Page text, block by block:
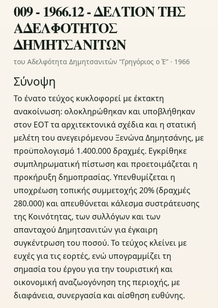
009 - 1966.12 - ΔΕΛΤΙΟΝ ΤΗΣ
ΑΔΕΛΦΟΤΗΤΟΣ
ΔΗΜΗΤΣΑΝΙΤΩΝ
του Αδελφότητα Δημητσανιτών “Γρηγόριος ο Έ” · 1966
Σύνοψη
Το ένατο τεύχος κυκλοφορεί με έκτακτη
ανακοίνωση: ολοκληρώθηκαν και υποβλήθηκαν
στον ΕΟΤ τα αρχιτεκτονικά σχέδια και η στατική
μελέτη του ανεγειρόμενου Ξενώνα Δημητσάνης, με
προϋπολογισμό 1.400.000 δραχμές. Εγκρίθηκε
συμπληρωματική πίστωση και προετοιμάζεται η
προκήρυξη δημοπρασίας. Υπενθυμίζεται η
υποχρέωση τοπικής συμμετοχής 20% (δραχμές
280.000) και απευθύνεται κάλεσμα συστράτευσης
της Κοινότητας, των συλλόγων και των
απανταχού Δημητσανιτών για έγκαιρη
συγκέντρωση του ποσού. Το τεύχος κλείνει με
ευχές για τις εορτές, ενώ υπογραμμίζει τη
σημασία του έργου για την τουριστική και
οικονομική αναζωογόνηση της περιοχής, με
διαφάνεια, συνεργασία και αίσθηση ευθύνης.